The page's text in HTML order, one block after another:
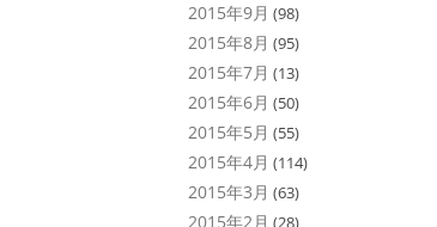
2015年9月 (98)
2015年8月 (95)
2015年7月 (13)
2015年6月 (50)
2015年5月 (55)
2015年4月 (114)
2015年3月 (63)
2015年2月 (28)